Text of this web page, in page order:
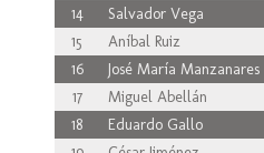
14
Salvador Vega
15
Aníbal Ruiz
16
José María Manzanares
17
Miguel Abellán
18
Eduardo Gallo